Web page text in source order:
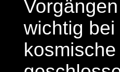
wichtig